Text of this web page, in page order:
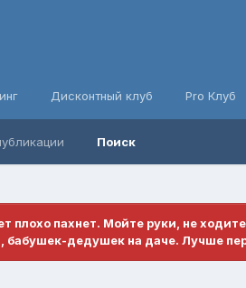
Поиск
Дисконтный клуб Pro Клуб
плохо пахнет. Мойте руки, не
бабушек-дедушек на даче. Лучше